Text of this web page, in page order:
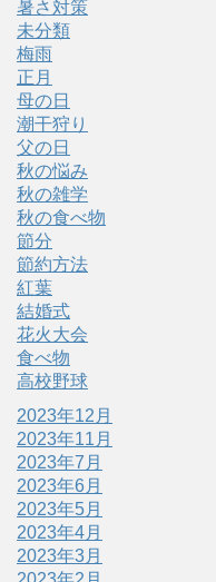
暑さ対策
未分類
梅雨
正月
母の日
潮干狩り
父の日
秋の悩み
秋の雑学
秋の食べ物
節分
節約方法
紅葉
結婚式
花火大会
食べ物
高校野球
2023年12月
2023年11月
2023年7月
2023年6月
2023年5月
2023年4月
2023年3月